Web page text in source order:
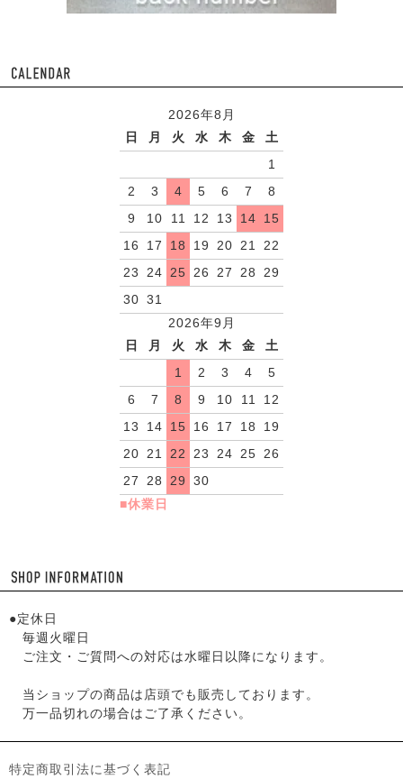
2026年8月
日
月 火 水 木 金
土
1
2
3 4 5 6 7
8
9
10 11 12 13 14
15
16
17 18 19 20 21
22
23
24 25 26 27 28
29
30 31
2026年9月
日
月 火 水 木 金
土
1
2 3 4
5
6
7 8 9 10 11
12
13
14 15 16 17 18
19
20
21 22 23 24 25
26
27
28 29
30
■休業日
●定休日
毎週火曜日
ご注文・ご質問への対応は水曜日以降になります。
当ショップの商品は店頭でも販売しております。
万一品切れの場合はご了承ください。
特定商取引法に基づく表記